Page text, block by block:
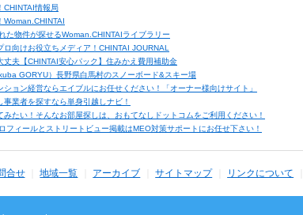
CHINTAI情報局
Woman.CHINTAI
た物件が探せるWoman.CHINTAIライブラリー
ロ向けお役立ちメディア！CHINTAI JOURNAL
丈夫【CHINTAI安心パック】住みかえ費用補助金
GORYU）長野県白馬村のスノーボード&スキー場
ョン経営ならエイブルにお任せください！「オーナー様向けサイト」
業者を探すなら単身引越しナビ！
みたい！そんなお部屋探しは、おもてなしドットコムをご利用ください！
フィールとストリートビュー掲載はMEO対策サポートにお任せ下さい！
合せ 地域一覧 アーカイブ サイトマップ リンクについて